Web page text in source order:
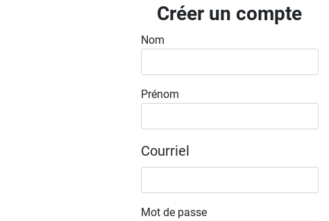
Créer un compte
Nom
Prénom
Courriel
Mot de passe